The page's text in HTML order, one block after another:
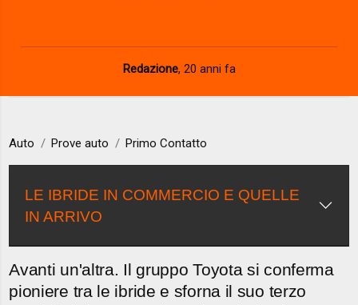
Redazione, 20 anni fa
Auto Prove auto Primo Contatto
LE IBRIDE IN COMMERCIO E QUELLE
IN ARRIVO
Avanti un'altra. Il gruppo Toyota si conferma
pioniere tra le ibride e sforna il suo terzo